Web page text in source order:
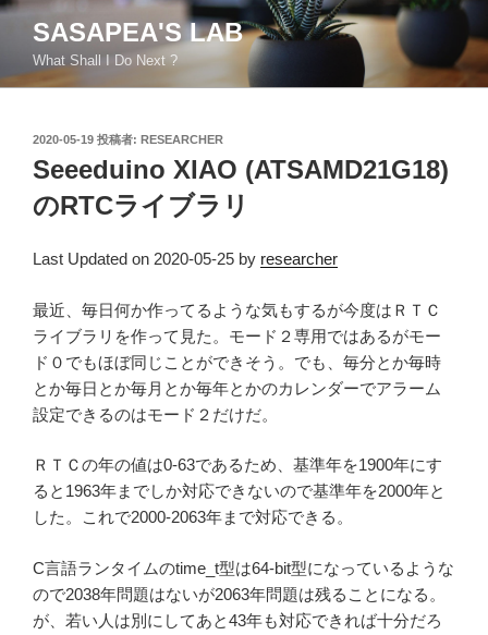
コ
ン
SASAPEA'S LAB
What Shall I Do Next ?
投
稿
日:
2020-05-19 投稿者: RESEARCHER
Seeeduino XIAO (ATSAMD21G18)
のRTCライブラリ
Last Updated on 2020-05-25 by researcher
最近、毎日何か作ってるような気もするが今度はＲＴＣ
ライブラリを作って見た。モード２専用ではあるがモー
ド０でもほぼ同じことができそう。でも、毎分とか毎時
とか毎日とか毎月とか毎年とかのカレンダーでアラーム
設定できるのはモード２だけだ。
ＲＴＣの年の値は0-63であるため、基準年を1900年にす
ると1963年までしか対応できないので基準年を2000年と
した。これで2000-2063年まで対応できる。
C言語ランタイムのtime_t型は64-bit型になっているような
ので2038年問題はないが2063年問題は残ることになる。
が、若い人は別にしてあと43年も対応できれば十分だろ